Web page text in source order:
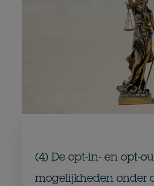
(4) De opt-in- en opt-
mogelijkheden onder